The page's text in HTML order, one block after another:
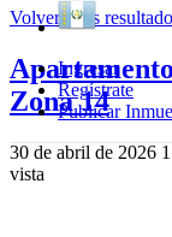
Ingresar
Regístrate
Publicar
Volver a los
Zona 14
30 de abril de 2026
vista